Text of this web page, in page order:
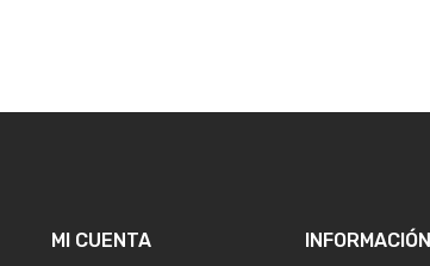
MI CUENTA INFORMACIÓN